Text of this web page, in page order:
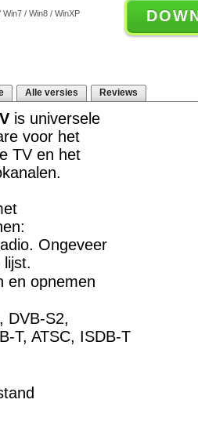
Win7 / Win8 / WinXP
Alle versies Reviews
is universele
voor het
TV en het
Ongeveer
en opnemen
DVB-S2,
T, ATSC, ISDB-T